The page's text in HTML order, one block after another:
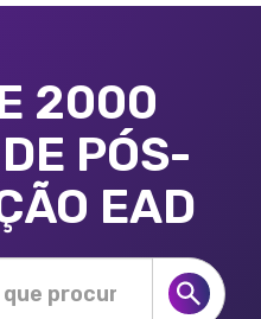
2000
PÓS-
EAD